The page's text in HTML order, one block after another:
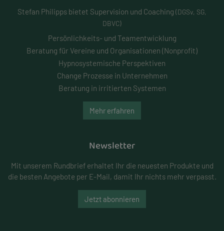
Stefan Philipps bietet Supervision und Coaching (DGSv, SG,
DBVC)
Persönlichkeits- und Teamentwicklung
Beratung für Vereine und Organisationen (Nonprofit)
Hypnosystemische Perspektiven
Change Prozesse in Unternehmen
Beratung in irritierten Systemen
Mehr erfahren
Newsletter
Mit unserem Rundbrief erhaltet Ihr die neuesten Produkte und
die besten Angebote per E-Mail, damit Ihr nichts mehr verpasst.
Jetzt abonnieren